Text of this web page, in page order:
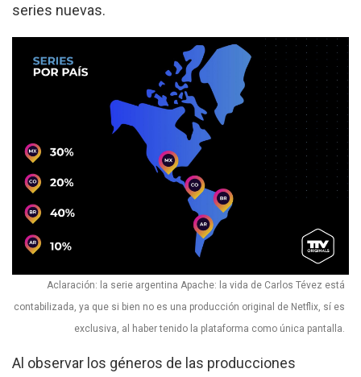
series nuevas.
Aclaración: la serie argentina Apache: la vida de Carlos Tévez está
contabilizada, ya que si bien no es una producción original de Netflix, sí es
exclusiva, al haber tenido la plataforma como única pantalla.
Al observar los géneros de las producciones